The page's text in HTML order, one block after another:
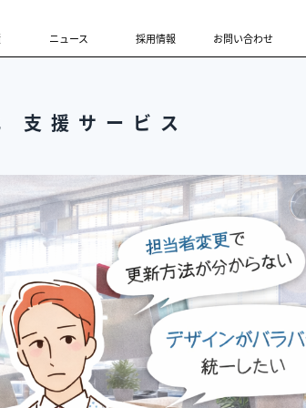
ニュース 採用情報 お問い合わせ
支援サービス